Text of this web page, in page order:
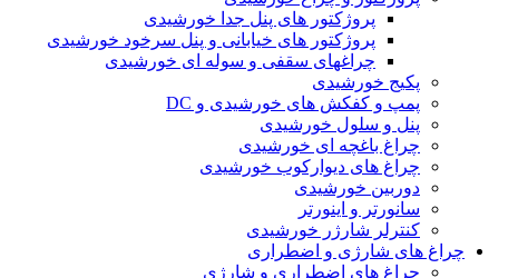
پروژکتور های پنل جدا خورشیدی
پروژکتور های خیابانی و پنل سرخود خورشیدی
چراغهای سقفی و سوله ای خورشیدی
پکیج خورشیدی
پمپ و کفکش های خورشیدی و DC
پنل و سلول خورشیدی
چراغ باغچه ای خورشیدی
چراغ های دیوارکوب خورشیدی
دوربین خورشیدی
سانورتر و اینورتر
کنترلر شارژر خورشیدی
چراغ های شارژی و اضطراری
چراغ های اضطراری و شارژی